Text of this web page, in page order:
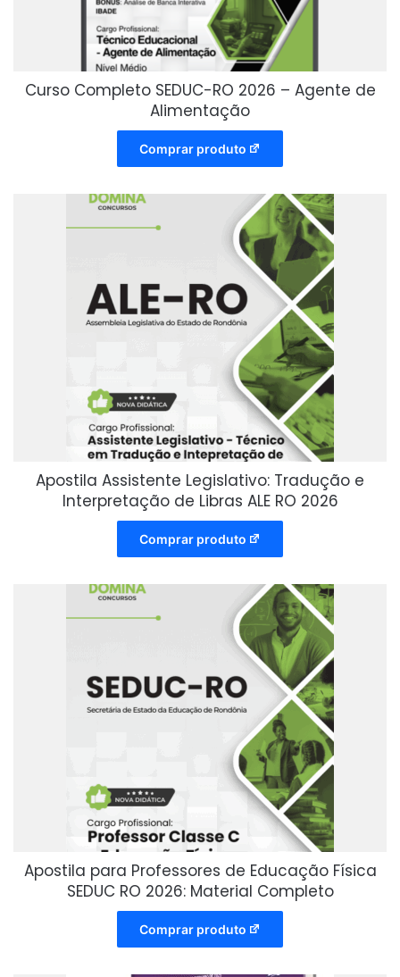
Curso Completo SEDUC-RO 2026 – Agente de
Alimentação
Comprar produto
Apostila Assistente Legislativo: Tradução e
Interpretação de Libras ALE RO 2026
Comprar produto
Apostila para Professores de Educação Física
SEDUC RO 2026: Material Completo
Comprar produto